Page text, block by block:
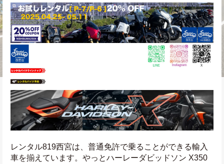
レンタル819西宮は、普通免許で乗ることができる輸入
車を揃えています。やっとハーレーダビッドソン X350